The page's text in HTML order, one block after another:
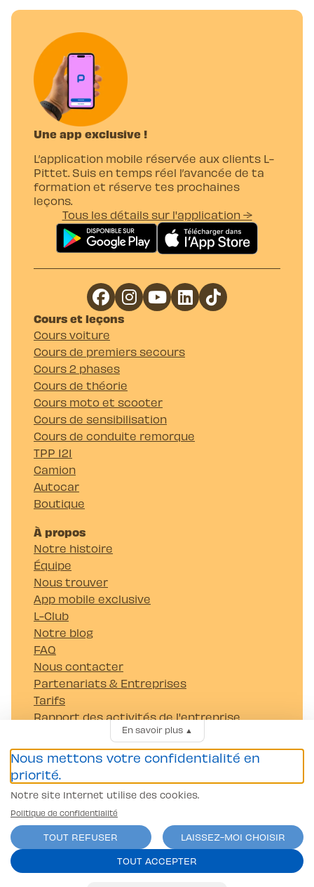
Une app exclusive !
L’application mobile réservée aux clients L-
Pittet. Suis en temps réel l’avancée de ta
formation et réserve tes prochaines
leçons.
Tous les détails sur l'application →
Cours et leçons
Cours voiture
Cours de premiers secours
Cours 2 phases
Cours de théorie
Cours moto et scooter
Cours de sensibilisation
Cours de conduite remorque
TPP 121
Camion
Autocar
Boutique
À propos
Notre histoire
Équipe
Nous trouver
App mobile exclusive
L-Club
Notre blog
FAQ
Nous contacter
Partenariats & Entreprises
Tarifs
Rapport des activités de l'entreprise
Passer mon permis
Permis Voiture (B)
Permis Moto/scooter A1
Camion (C et C1)
Tracteur (G)
Remorque (BE et CE)
Autocar (D et D1)
Coordonnées bancaires
En savoir plus▲
Nous mettons votre confidentialité en
priorité.
Notre site Internet utilise des cookies.
Politique de confidentialité
TOUT REFUSER
LAISSEZ-MOI CHOISIR
TOUT ACCEPTER